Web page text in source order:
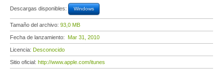
Descargas disponibles: Windows
Tamaño del archivo: 93,0 MB
Fecha de lanzamiento: Mar 31, 2010
Licencia: Desconocido
Sitio oficial: http://www.apple.com/itunes